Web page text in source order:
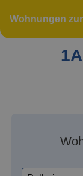
Wohnungen